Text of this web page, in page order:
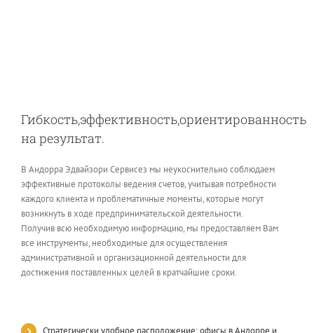
Гибкость,эффективность,ориентированность
на результат.
В Андорра Эдвайзори Сервисез мы неукоснительно соблюдаем
эффективные протоколы ведения счетов, учитывая потребности
каждого клиента и проблематичные моменты, которые могут
возникнуть в ходе предпринимательской деятельности.
Получив всю необходимую информацию, мы предоставляем Вам
все инструменты, необходимые для осуществления
административной и организационной деятельности для
достижения поставленных целей в кратчайшие сроки.